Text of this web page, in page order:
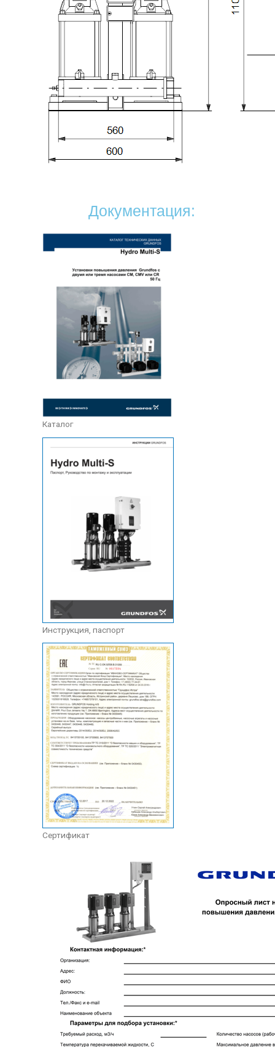
Документация:
Каталог
Инструкция, паспорт
Сертификат